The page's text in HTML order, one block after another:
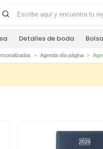
Detalles de boda
Agenda día página